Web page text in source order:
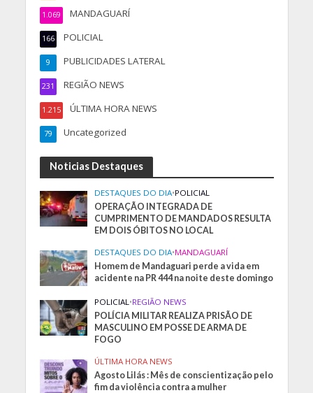
MANDAGUARÍ
1.069
POLICIAL
166
PUBLICIDADES LATERAL
9
REGIÃO NEWS
231
ÚLTIMA HORA NEWS
1.215
Uncategorized
79
Noticias Destaques
DESTAQUES DO DIA•POLICIAL
OPERAÇÃO INTEGRADA DE
CUMPRIMENTO DE MANDADOS RESULTA
EM DOIS ÓBITOS NO LOCAL
DESTAQUES DO DIA•MANDAGUARÍ
Homem de Mandaguari perde a vida em
acidente na PR 444 na noite deste domingo
POLICIAL •REGIÃO NEWS
POLÍCIA MILITAR REALIZA PRISÃO DE
MASCULINO EM POSSE DE ARMA DE
FOGO
ÚLTIMA HORA NEWS
Agosto Lilás : Mês de conscientização pelo
fim da violência contra a mulher